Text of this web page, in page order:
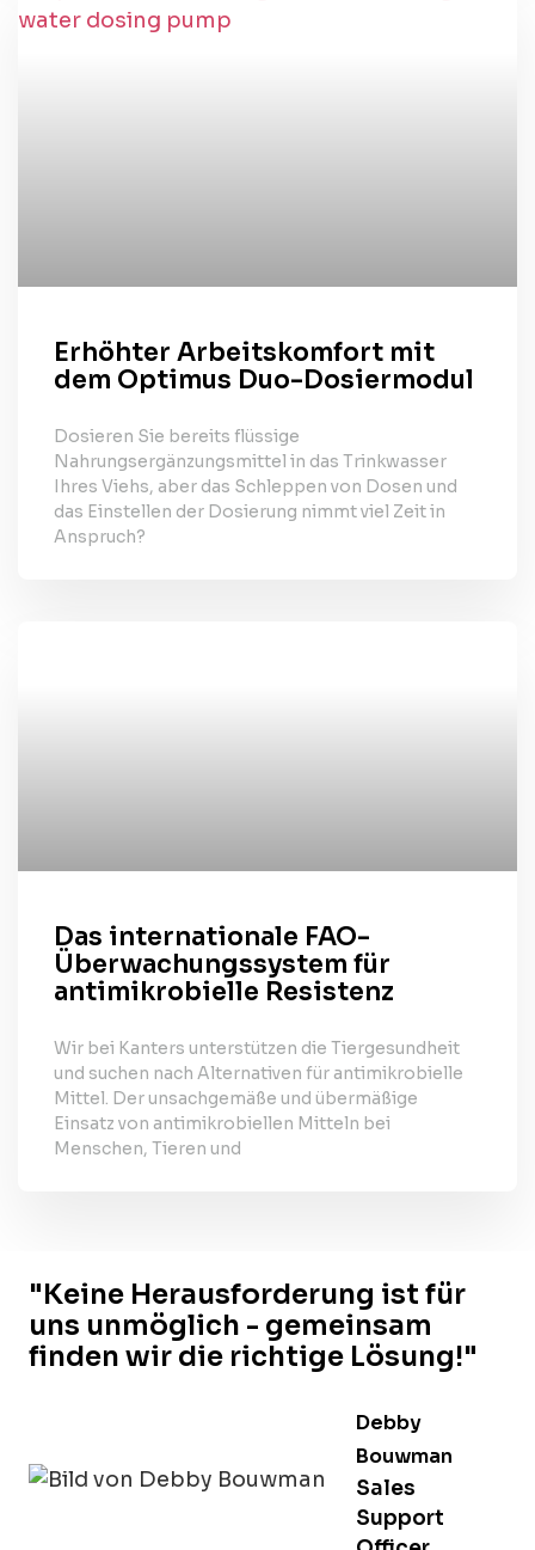
Erhöhter Arbeitskomfort mit
dem Optimus Duo-Dosiermodul
Dosieren Sie bereits flüssige
Nahrungsergänzungsmittel in das Trinkwasser
Ihres Viehs, aber das Schleppen von Dosen und
das Einstellen der Dosierung nimmt viel Zeit in
Anspruch?
Das internationale FAO-
Überwachungssystem für
antimikrobielle Resistenz
Wir bei Kanters unterstützen die Tiergesundheit
und suchen nach Alternativen für antimikrobielle
Mittel. Der unsachgemäße und übermäßige
Einsatz von antimikrobiellen Mitteln bei
Menschen, Tieren und
"Keine Herausforderung ist für
uns unmöglich - gemeinsam
finden wir die richtige Lösung!"
Debby
Bouwman
Sales
Support